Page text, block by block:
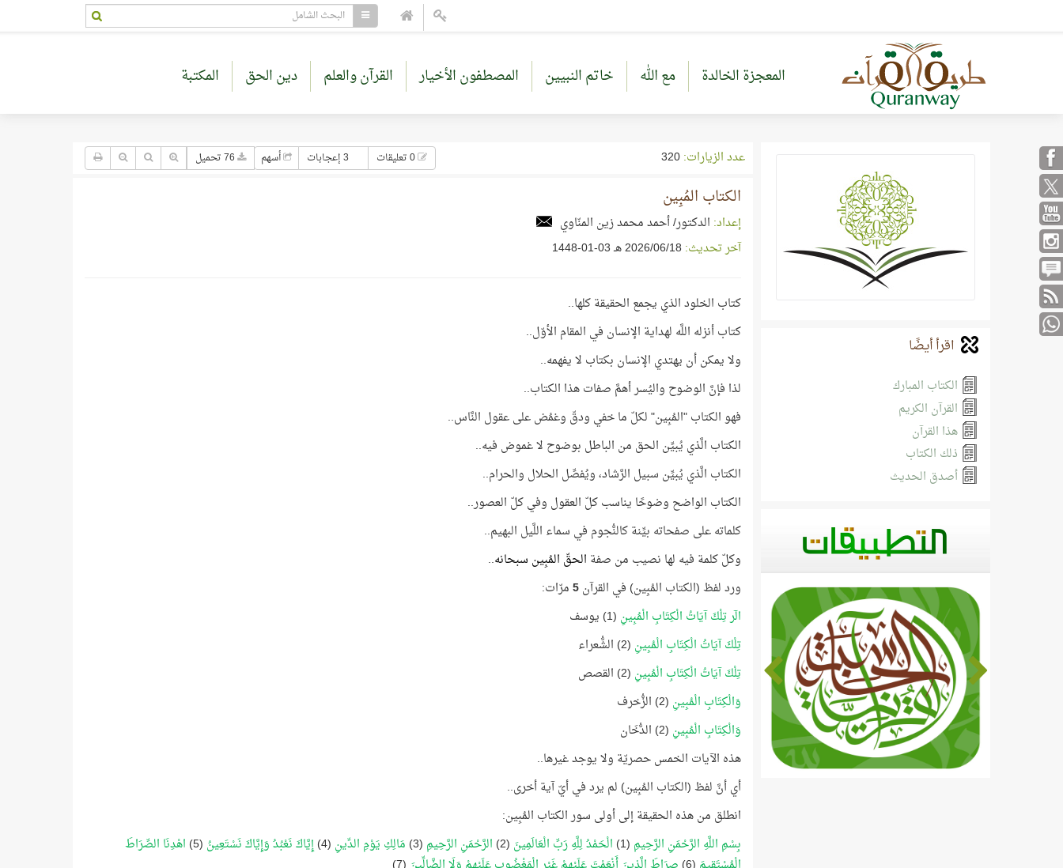
المعجزة الخالدة مع الله خاتم النبيين المصطفون الأخيار القرآن والعلم دين الحق المكتبة
اقرأ أيضًا
الكتاب المبارك
القرآن الكريم
هذا القرآن
ذلك الكتاب
أصدق الحديث
عدد الزيارات: 3 إعجابات أسهم
الكتاب المُبِين
إعداد: الدكتور/ أحمد محمد زين المنّاوي
آخر تحديث: 18‏/06‏/2026 هـ 03-01-1448
كتاب الخلود الذي يجمع الحقيقة كلها..
كتاب أنزله اللَّه لهداية الإنسان في المقام الأوّل..
ولا يمكن أن يهتدي الإنسان بكتاب لا يفهمه..
لذا فإنَّ الوضوح واليُسر أهمَّ صفات هذا الكتاب..
فهو الكتاب "المُبِين" لكلّ ما خفي ودقّ وغمُض على عقول النَّاس..
الكتاب الَّذي يُبيِّن الحق من الباطل بوضوح لا غموض فيه..
الكتاب الَّذي يُبيِّن سبيل الرَّشاد، ويُفصِّل الحلال والحرام..
الكتاب الواضح وضوحًا يناسب كلّ العقول وفي كلّ العصور..
كلماته على صفحاته بيِّنة كالنُّجوم في سماء اللَّيل البهيم..
وكلّ كلمة فيه لها نصيب من صفة الحقّ المُبِين سبحانه..
ورد لفظ (الكتاب المُبِين) في القرآن5مرّات:
الٓر تِلْكَ آيَاتُ الْكِتَابِ الْمُبِينِ (1) يوسف
تِلْكَ آيَاتُ الْكِتَابِ الْمُبِينِ (2) الشُّعراء
تِلْكَ آيَاتُ الْكِتَابِ الْمُبِينِ (2) القصص
وَالْكِتَابِ الْمُبِينِ (2) الزُّخرف
وَالْكِتَابِ الْمُبِينِ (2) الدُّخَان
هذه الآيات الخمس حصريّة ولا يوجد غيرها..
أي أنَّ لفظ (الكتاب المُبِين) لم يرد في أيّ آية أخرى..
انطلق من هذه الحقيقة إلى أولى سور الكتاب المُبِين:
بِسْمِ اللَّهِ الرَّحْمَنِ الرَّحِيمِ (1) الْحَمْدُ لِلَّهِ رَبِّ الْعَالَمِينَ (2) الرَّحْمَنِ الرَّحِيمِ (3) مَالِكِ يَوْمِ الدِّينِ (4) إِيَّاكَ نَعْبُدُ وَإِيَّاكَ نَسْتَعِينُ (5)
اهْدِنَا الصِّرَاطَ